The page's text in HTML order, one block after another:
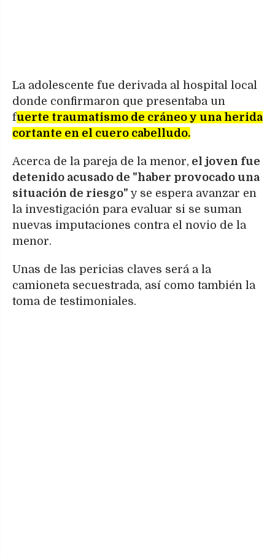
La adolescente fue derivada al hospital local
donde confirmaron que presentaba un
fuerte traumatismo de cráneo y una herida
cortante en el cuero cabelludo.
Acerca de la pareja de la menor, el joven fue
detenido acusado de "haber provocado una
situación de riesgo" y se espera avanzar en
la investigación para evaluar si se suman
nuevas imputaciones contra el novio de la
menor.
Unas de las pericias claves será a la
camioneta secuestrada, así como también la
toma de testimoniales.